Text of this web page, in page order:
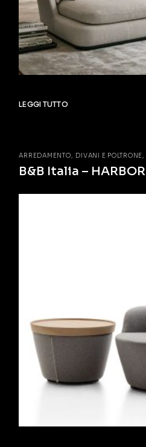
LEGGI TUTTO
ARREDAMENTO DIVANI E POLTRONE
B&B Italia – HARBOR